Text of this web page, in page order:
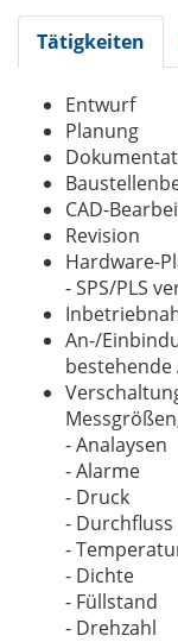
Tätigkeiten
Entwurf
Planung
CAD-
Revision
Hardware-
- SPS/PLS
An-/
bestehende
- Analaysen
- Alarme
- Druck
- Durchfluss
-
- Dichte
- Füllstand
- Drehzahl